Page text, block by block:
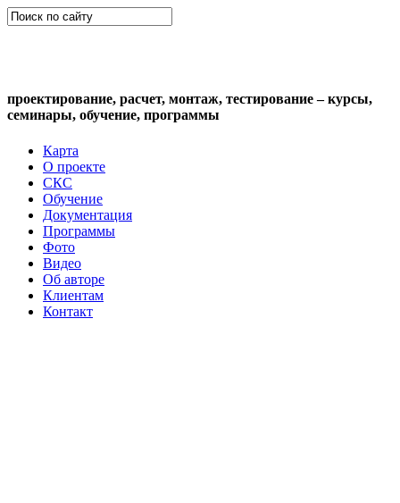
проектирование, расчет, монтаж, тестирование – курсы,
семинары, обучение, программы
Карта
О проекте
СКС
Обучение
Документация
Программы
Фото
Видео
Об авторе
Клиентам
Контакт